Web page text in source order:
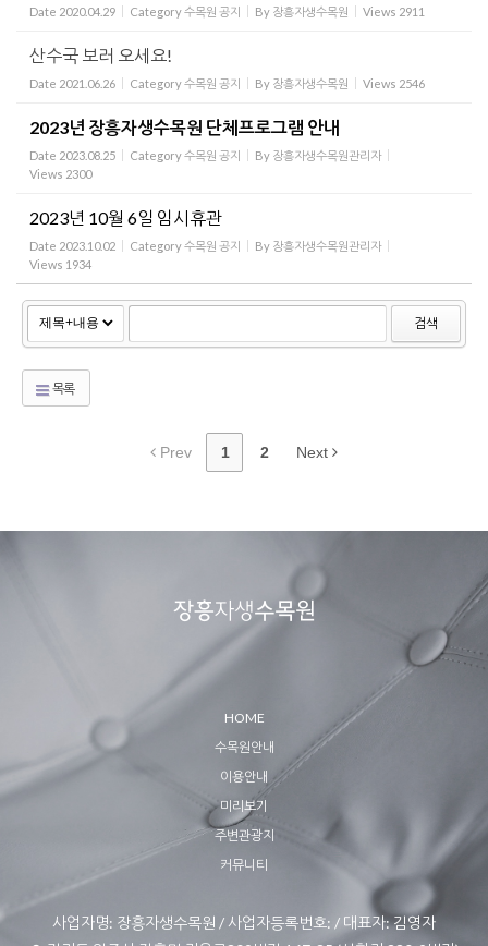
Date 2020.04.29 Category수목원 공지 By 장흥자생수목원 Views 2911
산수국 보러 오세요!
Date 2021.06.26 Category수목원 공지 By 장흥자생수목원 Views 2546
2023년 장흥자생수목원 단체프로그램 안내
Date 2023.08.25 Category수목원 공지 By 장흥자생수목원관리자
Views 2300
2023년 10월 6일 임시휴관
Date 2023.10.02 Category수목원 공지 By 장흥자생수목원관리자
Views 1934
검색
목록
Prev 1 2 Next
HOME
수목원안내
이용안내
미리보기
주변관광지
커뮤니티
사업자명: 장흥자생수목원 / 사업자등록번호: / 대표자: 김영자